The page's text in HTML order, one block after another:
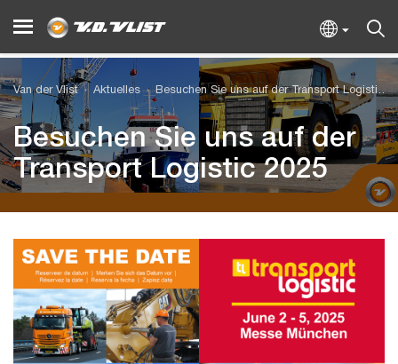
Van der Vlist Aktuelles Besuchen Sie uns auf der Transport Logistic 2025
Besuchen Sie uns auf der
Transport Logistic 2025